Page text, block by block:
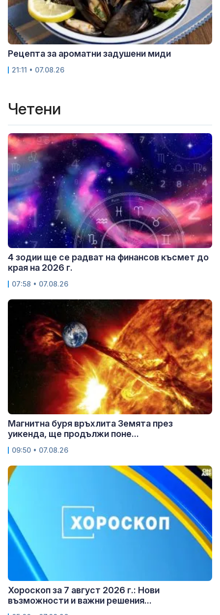
Рецепта за ароматни задушени миди
21:11 • 07.08.26
Четени
4 зодии ще се радват на финансов късмет до
края на 2026 г.
07:58 • 07.08.26
Магнитна буря връхлита Земята през
уикенда, ще продължи поне...
09:50 • 07.08.26
Хороскоп за 7 август 2026 г.: Нови
възможности и важни решения...